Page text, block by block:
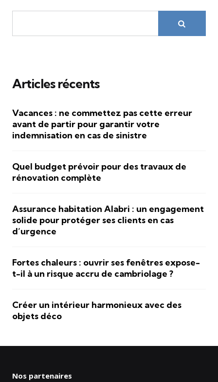
Articles récents
Vacances : ne commettez pas cette erreur
avant de partir pour garantir votre
indemnisation en cas de sinistre
Quel budget prévoir pour des travaux de
rénovation complète
Assurance habitation Alabri : un engagement
solide pour protéger ses clients en cas
d’urgence
Fortes chaleurs : ouvrir ses fenêtres expose-
t-il à un risque accru de cambriolage ?
Créer un intérieur harmonieux avec des
objets déco
Nos partenaires